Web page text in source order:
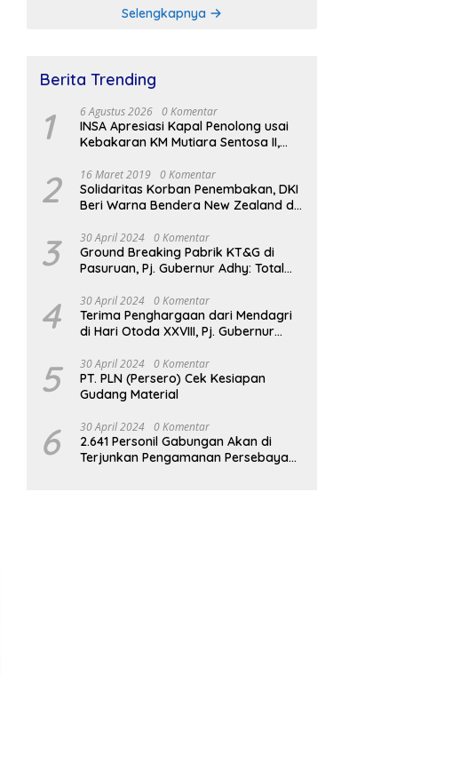
Selengkapnya
Berita Trending
1 6 Agustus 2026 0 Komentar
INSA Apresiasi Kapal Penolong usai
Kebakaran KM Mutiara Sentosa II,
2 16 Maret 2019 0 Komentar
Solidaritas Korban Penembakan, DKI
Beri Warna Bendera New Zealand di
3 30 April 2024 0 Komentar
Ground Breaking Pabrik KT&G di
Pasuruan, Pj. Gubernur Adhy: Total
Serap Ribuan Tenaga Kerja
4 30 April 2024 0 Komentar
Terima Penghargaan dari Mendagri
di Hari Otoda XXVIII, Pj. Gubernur
Reformasi Birokrasi Jadi Kunci
Keberhasilan Jatim
5 30 April 2024 0 Komentar
PT. PLN (Persero) Cek Kesiapan
Gudang Material
6 30 April 2024 0 Komentar
2.641 Personil Gabungan Akan di
Terjunkan Pengamanan Persebaya